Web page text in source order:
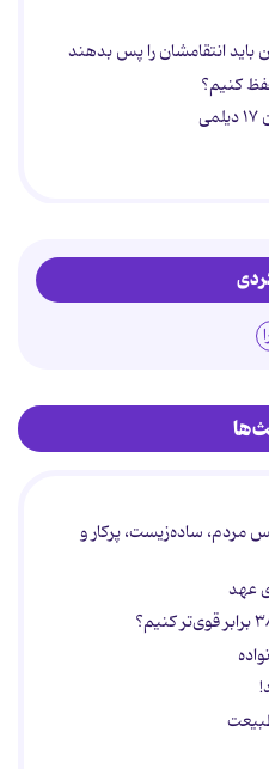
کنیم؟
مردم، ساده‌زیست، پرکار و
عهد